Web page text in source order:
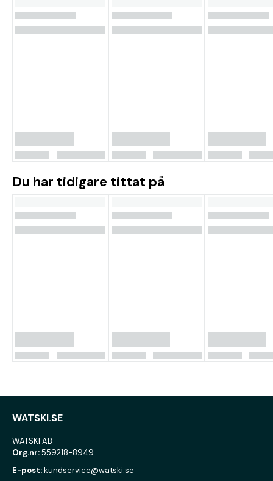
Du har tidigare tittat på
WATSKI.SE
WATSKI AB
Org.nr:559218-8949
E-post:kundservice@watski.se